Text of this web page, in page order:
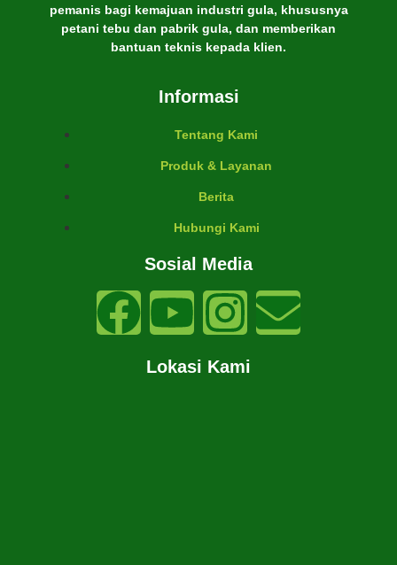
pemanis bagi kemajuan industri gula, khususnya
petani tebu dan pabrik gula, dan memberikan
bantuan teknis kepada klien.
Informasi
Tentang Kami
Produk & Layanan
Berita
Hubungi Kami
Sosial Media
Lokasi Kami